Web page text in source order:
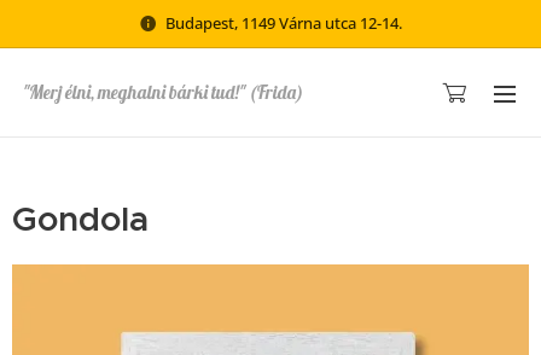
Budapest, 1149 Várna utca 12-14.
"Merj élni, meghalni bárki tud!" (Frida)
Gondola